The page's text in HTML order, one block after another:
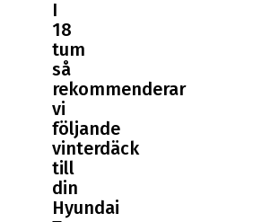
18
tum
så
rekommenderar
vi
följande
vinterdäck
till
din
Hyundai
Tucson